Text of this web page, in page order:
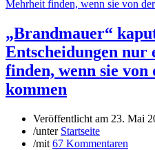
„Brandmauer“
Entscheidungen nur
finden, wenn sie von
kommen
Veröffentlicht am 23. Mai
/unter Startseite
/mit 67 Kommentaren